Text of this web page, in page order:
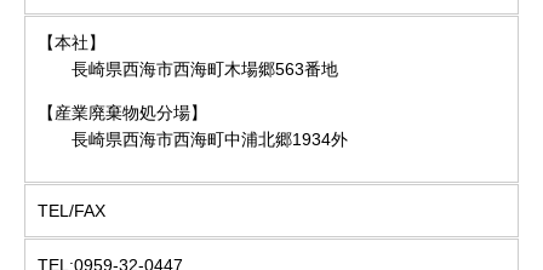
【本社】
長崎県西海市西海町木場郷563番地
【産業廃棄物処分場】
長崎県西海市西海町中浦北郷1934外
TEL/FAX
TEL:0959-32-0447